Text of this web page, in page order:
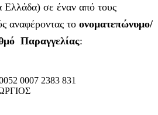
σε έναν από τους
αναφέροντας το ονοματεπώνυμο/
Παραγγελίας:
0007 2383 831